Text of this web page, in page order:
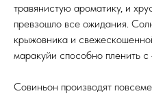
травянистую ароматику, и
превзошло все ожидания.
крыжовника и
маракуйи способно пленить с
Совиньон производят